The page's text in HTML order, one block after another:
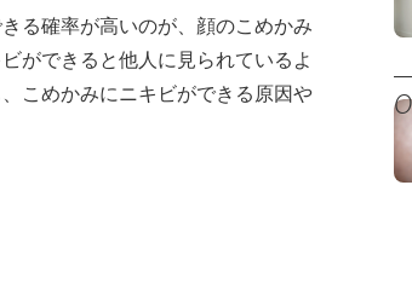
る確率が高いのが、顔のこめかみ
ができると他人に見られているよ
こめかみにニキビができる原因や